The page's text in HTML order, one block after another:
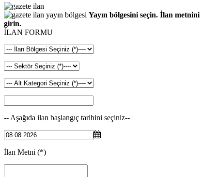
Yayın bölgesini seçin. İlan metnini
girin.
İLAN FORMU
-- Aşağıda ilan başlangıç tarihini seçiniz--
İlan Metni (*)